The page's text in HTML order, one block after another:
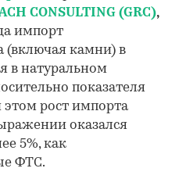
CONSULTING (GRC),
импорт
(включая камни) в
в натуральном
показателя
рост импорта
оказался
5%, как
ФТС.